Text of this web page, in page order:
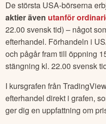
De största USA-börserna
aktier även utanför
22.00 svensk tid) – något
efterhandel. Förhandeln i
och pågår fram till öppning
stängning kl. 22.00 svensk
I kursgrafen från
efterhandel direkt i grafen,
ger dig en uppfattning om